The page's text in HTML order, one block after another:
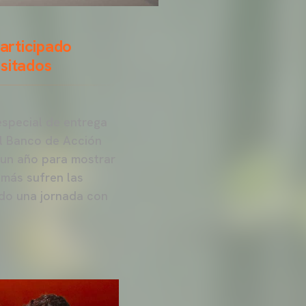
año para mostrar
sufren las
una jornada con